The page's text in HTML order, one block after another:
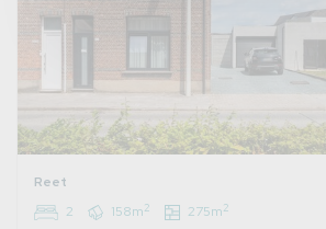
Reet
2
158m2 275m2